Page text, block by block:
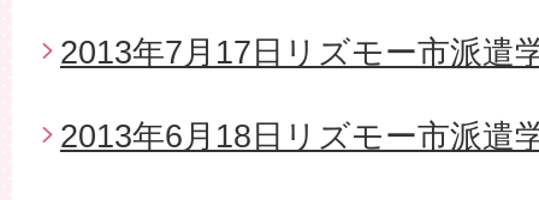
2013年7月17日リズモー市派遣
2013年6月18日リズモー市派遣